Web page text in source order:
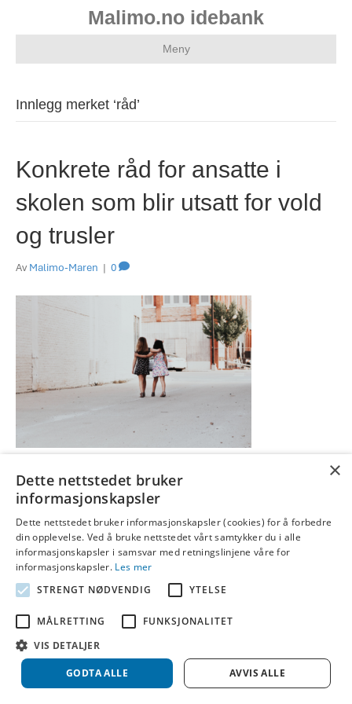
Malimo.no idebank
Meny
Innlegg merket ‘råd’
Konkrete råd for ansatte i
skolen som blir utsatt for vold
og trusler
Av Malimo-Maren | 0
Noe som aldri skal skje skjer dessverre i klasserom rundt omkring i
landet med jevne mellomrom. Jeg har selv opplevd episoder som
var langt over grensen for hva man skal måtte akseptere. Når man
prøver å orientere seg i hva man skal gjøre, helt konkret, finner man
aller mest informasjon om arbeidsgivers plikt til å…
Les mer
×
Dette nettstedet bruker
informasjonskapsler
Dette nettstedet bruker informasjonskapsler (cookies) for å forbedre
din opplevelse. Ved å bruke nettstedet vårt samtykker du i alle
informasjonskapsler i samsvar med retningslinjene våre for
informasjonskapsler. Les mer
STRENGT NØDVENDIG
YTELSE
MÅLRETTING
FUNKSJONALITET
VIS DETALJER
GODTA ALLE AVVIS ALLE